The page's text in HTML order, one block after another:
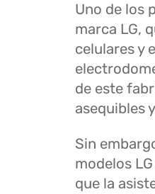
Uno de los
marca LG,
celulares y
de este
asequibles
Sin
modelos
que la